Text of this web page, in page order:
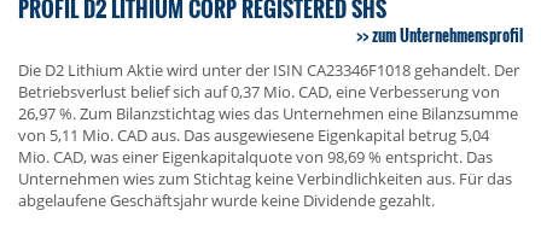
PROFIL D2 LITHIUM CORP REGISTERED SHS
zum Unternehmensprofil
Die D2 Lithium Aktie wird unter der ISIN CA23346F1018 gehandelt. Der
Betriebsverlust belief sich auf 0,37 Mio. CAD, eine Verbesserung von
26,97 %. Zum Bilanzstichtag wies das Unternehmen eine Bilanzsumme
von 5,11 Mio. CAD aus. Das ausgewiesene Eigenkapital betrug 5,04
Mio. CAD, was einer Eigenkapitalquote von 98,69 % entspricht. Das
Unternehmen wies zum Stichtag keine Verbindlichkeiten aus. Für das
abgelaufene Geschäftsjahr wurde keine Dividende gezahlt.